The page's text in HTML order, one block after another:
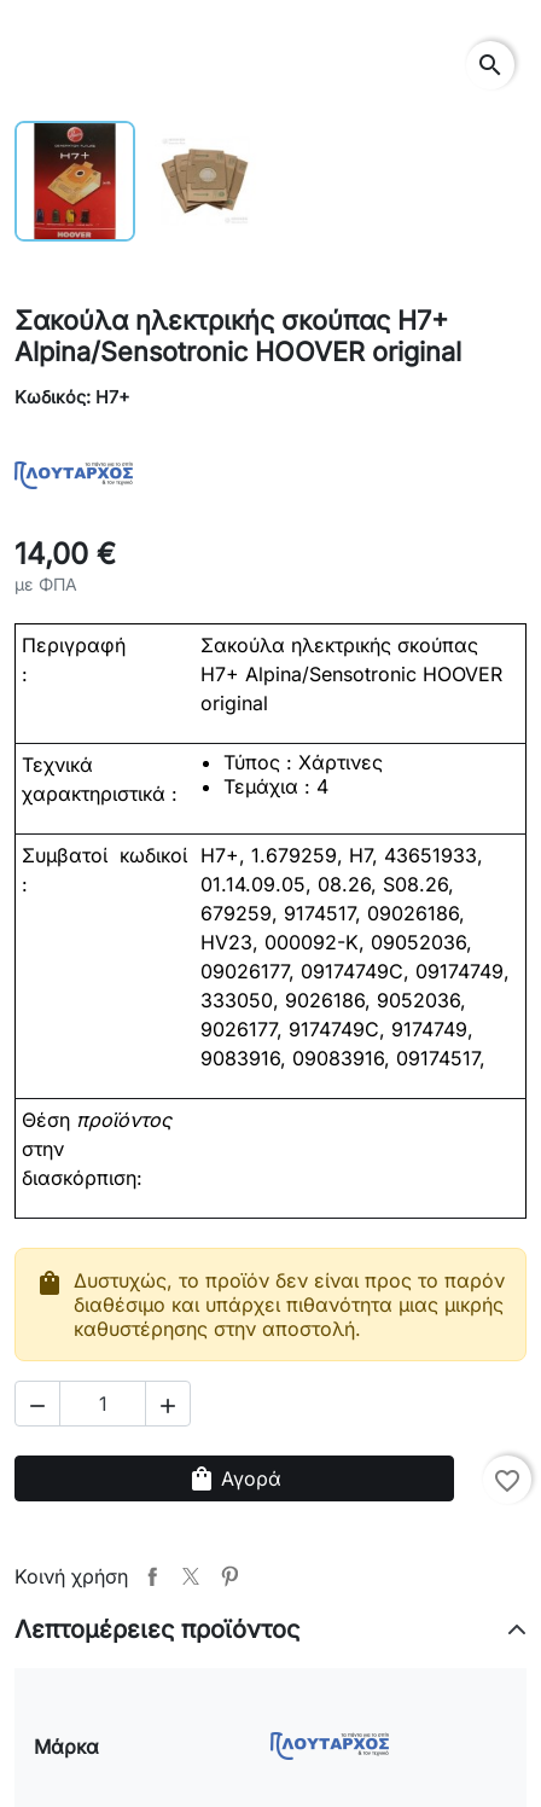
search
Σακούλα ηλεκτρικής σκούπας H7+
Alpina/Sensotronic HOOVER original
Κωδικός: H7+
14,00 €
με ΦΠΑ
Περιγραφή
:
Σακούλα ηλεκτρικής σκούπας
H7+ Alpina/Sensotronic HOOVER
original
Τεχνικά
χαρακτηριστικά :
Τύπος : Χάρτινες
Τεμάχια : 4
Συμβατοί κωδικοί
:
H7+, 1.679259, H7, 43651933,
01.14.09.05, 08.26, S08.26,
679259, 9174517, 09026186,
HV23, 000092-K, 09052036,
09026177, 09174749C, 09174749,
333050, 9026186, 9052036,
9026177, 9174749C, 9174749,
9083916, 09083916, 09174517,
Θέση προϊόντος
στην
διασκόρπιση:
shopping_bag Δυστυχώς, το προϊόν δεν είναι προς το παρόν
διαθέσιμο και υπάρχει πιθανότητα μιας μικρής
καθυστέρησης στην αποστολή.
 
shopping_bag Αγορά favorite_border
Κοινή χρήση
Λεπτομέρειες προϊόντος
Μάρκα